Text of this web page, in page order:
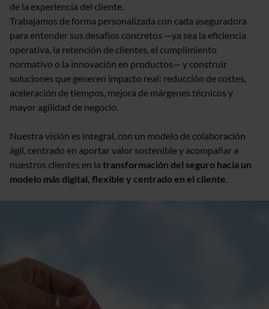
de la experiencia del cliente.
Trabajamos de forma personalizada con cada aseguradora
para entender sus desafíos concretos —ya sea la eficiencia
operativa, la retención de clientes, el cumplimiento
normativo o la innovación en productos— y construir
soluciones que generen impacto real: reducción de costes,
aceleración de tiempos, mejora de márgenes técnicos y
mayor agilidad de negocio.
Nuestra visión es integral, con un modelo de colaboración
ágil, centrado en aportar valor sostenible y acompañar a
nuestros clientes en la transformación del seguro hacia un
modelo más digital, flexible y centrado en el cliente.